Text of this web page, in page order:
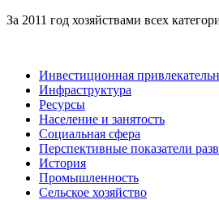
За 2011 год хозяйствами всех
Инвестиционная
Инфраструктура
Ресурсы
Население и занятость
Социальная сфера
Перспективные показатели
История
Промышленность
Сельское хозяйство